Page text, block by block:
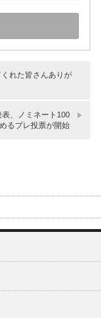
くれた皆さんありが
表、ノミネート100
るプレ投票が開始